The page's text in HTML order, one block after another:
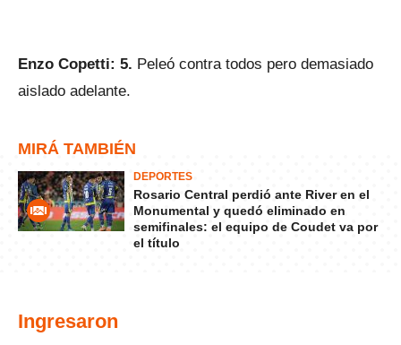
Enzo Copetti: 5. Peleó contra todos pero demasiado
aislado adelante.
MIRÁ TAMBIÉN
DEPORTES
Rosario Central perdió ante River en el
Monumental y quedó eliminado en
semifinales: el equipo de Coudet va por
el título
Ingresaron